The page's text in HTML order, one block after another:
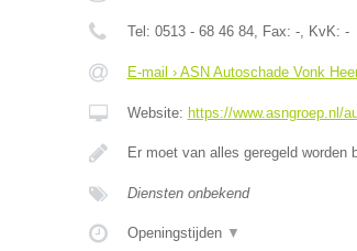
Tel: 0513 - 68 46 84, Fax: -, KvK: -
E-mail › ASN Autoschade Vonk
Website: https://www.asngroep.nl/
Er moet van alles geregeld
Diensten onbekend
Openingstijden ▼